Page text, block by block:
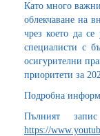
Като много
облекчаване на
чрез което да
специалисти с
осигурителни
приоритети за
Подробна
Пълният
https://